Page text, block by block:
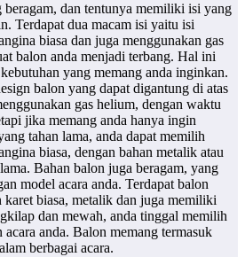
dan tentunya memiliki isi yang
Terdapat dua macam isi yaitu isi
biasa dan juga menggunakan gas
balon anda menjadi terbang. Hal ini
yang memang anda inginkan.
balon yang dapat digantung di atas
gas helium, dengan waktu
jika memang anda hanya ingin
tahan lama, anda dapat memilih
biasa, dengan bahan metalik atau
Bahan balon juga beragam, yang
model acara anda. Terdapat balon
karet biasa, metalik dan juga memiliki
dan mewah, anda tinggal memilih
acara anda. Balon memang termasuk
berbagai acara.